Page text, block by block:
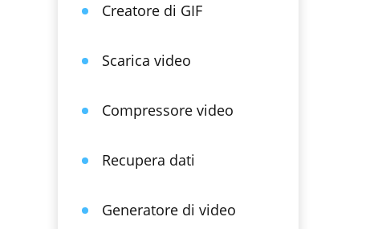
Creatore di GIF
Scarica video
Compressore video
Recupera dati
Generatore di video